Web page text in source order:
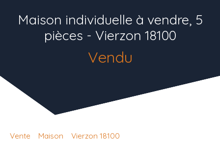
Maison individuelle à vendre, 5
pièces - Vierzon 18100
Vendu
Vente Maison
Vierzon 18100